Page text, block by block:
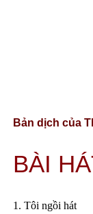
Bản dịch của
BÀI
1. Tôi ngồi hát